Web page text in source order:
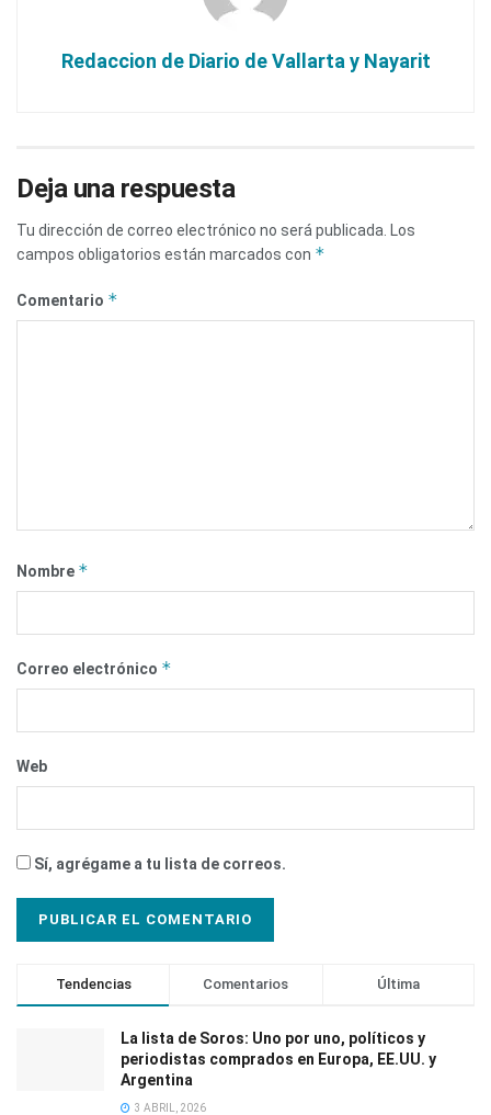
Redaccion de Diario de Vallarta y Nayarit
Deja una respuesta
Tu dirección de correo electrónico no será publicada.
Los
campos obligatorios están marcados con *
Comentario *
Nombre *
Correo electrónico *
Web
Sí, agrégame a tu lista de correos.
Tendencias Comentarios Última
La lista de Soros: Uno por uno, políticos y
periodistas comprados en Europa, EE.UU. y
Argentina
3 ABRIL, 2026